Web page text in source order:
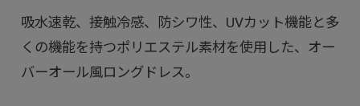
吸水速乾、接触冷感、防シワ性、UVカット機能と多
くの機能を持つポリエステル素材を使用した、オー
バーオール風ロングドレス。